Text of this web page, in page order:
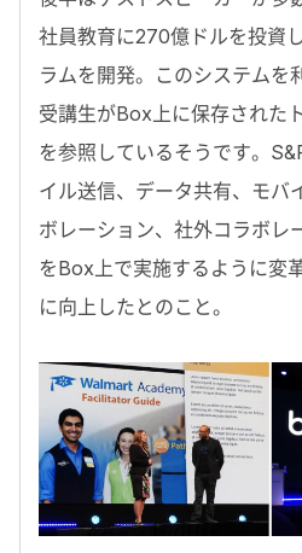
社員教育に270億ドルを投資
ラムを開発。このシステムを
受講生がBox上に保存された
を参照しているそうです。
イル送信、データ共有、モバ
ボレーション、社外コラボレ
をBox上で実施するように変
に向上したとのこと。